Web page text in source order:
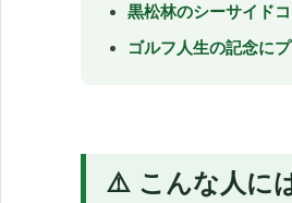
黒松林のシーサイド
ゴルフ人生の記念に
⚠️ こんな人に